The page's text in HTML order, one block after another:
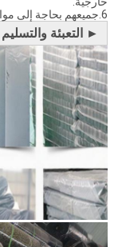
6.جميعهم بحاجة إلى مواد امتصاص الصوت.
► التعبئة والتسليم